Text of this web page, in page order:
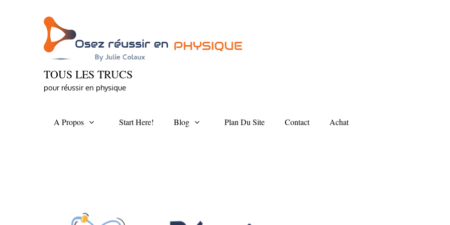
TOUS LES TRUCS
pour réussir en physique
A Propos Start Here! Blog Plan Du Site Contact Achat